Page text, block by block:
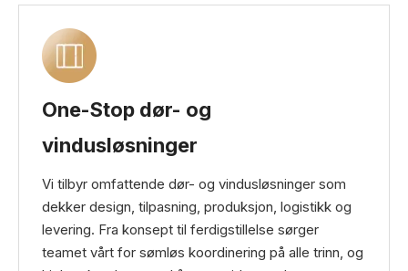
One-Stop dør- og
vindusløsninger
Vi tilbyr omfattende dør- og vindusløsninger som
dekker design, tilpasning, produksjon, logistikk og
levering. Fra konsept til ferdigstillelse sørger
teamet vårt for sømløs koordinering på alle trinn, og